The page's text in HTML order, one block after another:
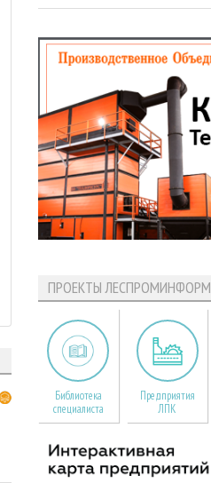
ПРОЕКТЫ ЛЕСПРОМИНФОРМ
Библиотека
специалиста
Предприятия
ЛПК